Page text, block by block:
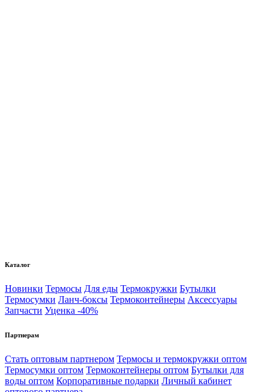
Каталог
Новинки Термосы Для еды Термокружки Бутылки
Термосумки Ланч-боксы Термоконтейнеры Аксессуары
Запчасти Уценка -40%
Партнерам
Стать оптовым партнером Термосы и термокружки оптом
Термосумки оптом Термоконтейнеры оптом Бутылки для
воды оптом Корпоративные подарки Личный кабинет